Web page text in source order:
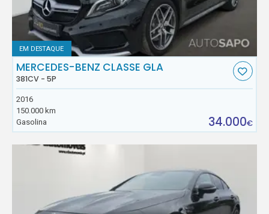
EM DESTAQUE
MERCEDES-BENZ CLASSE GLA
381CV - 5P
2016
150.000 km
Gasolina
34.000€